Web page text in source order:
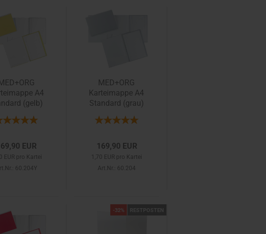
A4
(gelb)
EUR
EUR pro Kartei
60.204Y
MED+ORG
Karteimappe A4
Standard (grau)
169,90 EUR
1,70 EUR pro Kartei
Art.Nr.: 60.204
-32% RESTPOSTEN